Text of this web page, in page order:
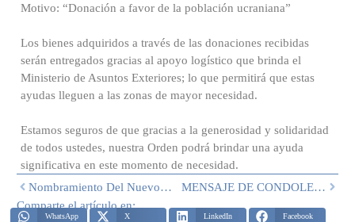
Motivo: “Donación a favor de la población ucraniana”
Los bienes adquiridos a través de las donaciones recibidas
serán entregados gracias al apoyo logístico que brinda el
Ministerio de Asuntos Exteriores; lo que permitirá que estas
ayudas lleguen a las zonas de mayor necesidad.
Estamos seguros de que gracias a la generosidad y solidaridad
de todos ustedes, nuestra Orden podrá brindar una ayuda
significativa en este momento de necesidad.
Nombramiento Del Nuevo Delegado Para Roma Y Lacio
MENSAJE DE CONDOLENCIAS POR EL FALLECIMIENTO DEL HONE. PROF. ANTONIO MARTINO
Comparte el artículo en:
WhatsApp X LinkedIn Facebook